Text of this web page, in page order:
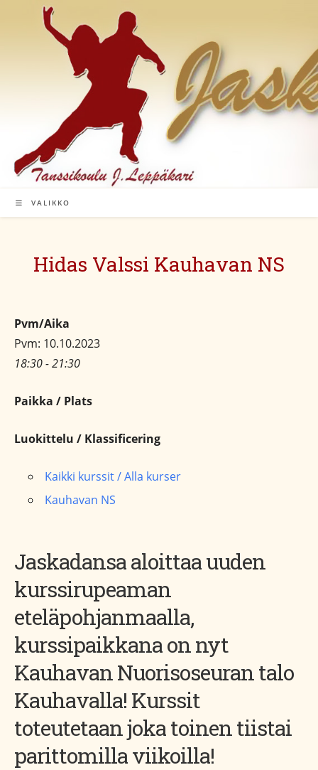
VALIKKO
Hidas Valssi Kauhavan NS
Pvm/Aika
Pvm: 10.10.2023
18:30 - 21:30
Paikka / Plats
Luokittelu / Klassificering
Kaikki kurssit / Alla kurser
Kauhavan NS
Jaskadansa aloittaa uuden
kurssirupeaman
eteläpohjanmaalla,
kurssipaikkana on nyt
Kauhavan Nuorisoseuran talo
Kauhavalla! Kurssit
toteutetaan joka toinen tiistai
parittomilla viikoilla!